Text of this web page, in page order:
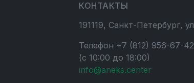
КОНТАКТЫ
191119, Санкт-Петербург,
Телефон +7 (812) 956-67-
(с 10:00 до 18:00)
info@aneks.center